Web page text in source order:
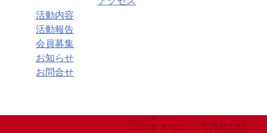
活動内容
活動報告
会員募集
お知らせ
お問合せ